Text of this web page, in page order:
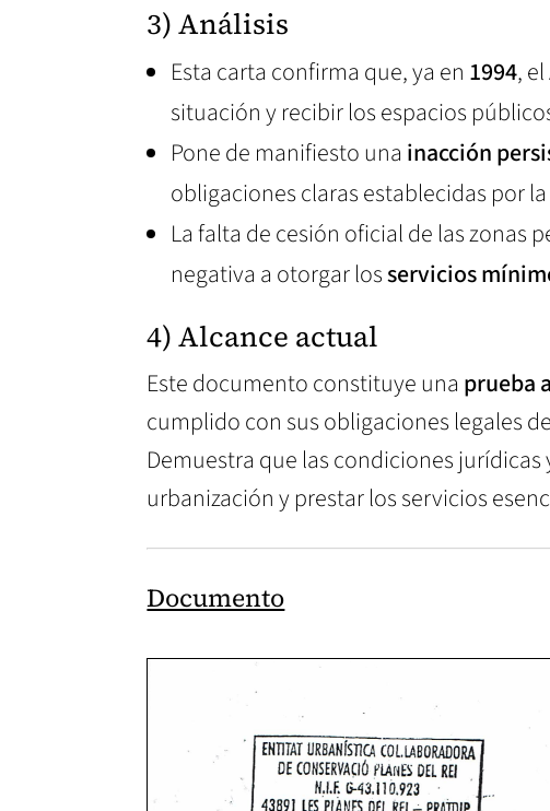
3) Análisis
Esta carta confirma que, ya en 1994,
situación y recibir los espacios
Pone de manifiesto una inacción
obligaciones claras establecidas por
La falta de cesión oficial de las
negativa a otorgar losservicios
4) Alcance actual
Este documento constituye una prueba
cumplido con sus obligaciones legales
Demuestra que las condiciones
urbanización y prestar los servicios
Documento